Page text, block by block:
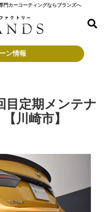
門カーコーティングならブランズへ
ン情報
目定期メンテナ
川崎市】